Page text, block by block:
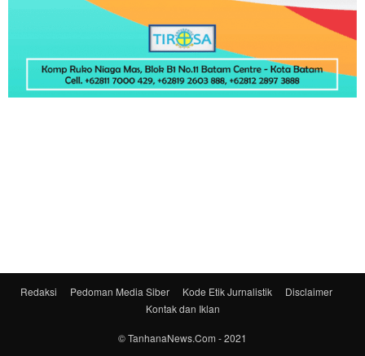
Redaksi Pedoman Media Siber Kode Etik Jurnalistik
Disclaimer
Kontak dan Iklan
© TanhanaNews.Com - 2021